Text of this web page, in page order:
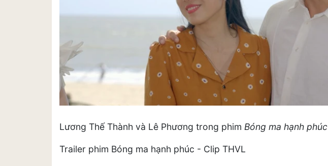
Lương Thế Thành và Lê Phương trong phim Bóng ma hạnh phúc
Trailer phim Bóng ma hạnh phúc - Clip THVL